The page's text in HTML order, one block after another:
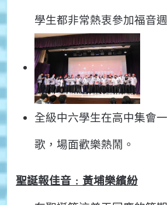
學生都非常熱衷參加福音
全級中六學生在高中集會
歌，場面歡樂熱鬧。
聖誕報佳音 ﹕ 黃埔樂繽紛